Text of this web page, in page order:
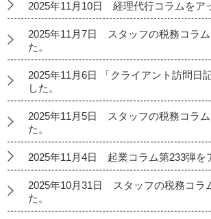
2025年11月10日 経理代行コラムをア
2025年11月7日 スタッフの税務コラ
た。
2025年11月6日 「クライアント訪問日
した。
2025年11月5日 スタッフの税務コラ
た。
2025年11月4日 起業コラム第233弾を
2025年10月31日 スタッフの税務コラ
た。